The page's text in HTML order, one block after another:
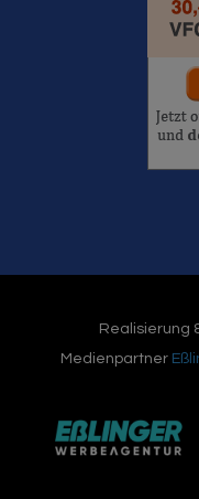
Realisierung
Medienpartner